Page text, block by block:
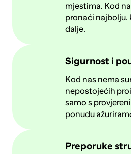
mjestima. Kod
pronaći najbolju,
dalje.
Sigurnost i
Kod nas nema
nepostojećih
samo s
ponudu
Preporuke